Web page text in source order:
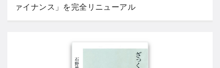
ァイナンス」を完全リニューアル